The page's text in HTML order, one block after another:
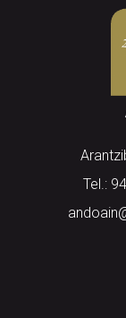
Tel.: